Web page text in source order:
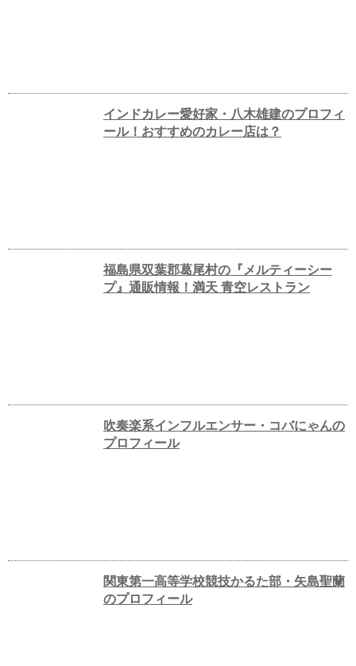
インドカレー愛好家・八木雄建のプロフィ
ール！おすすめのカレー店は？
福島県双葉郡葛尾村の『メルティーシー
プ』通販情報！満天 青空レストラン
吹奏楽系インフルエンサー・コバにゃんの
プロフィール
関東第一高等学校競技かるた部・矢島聖蘭
のプロフィール